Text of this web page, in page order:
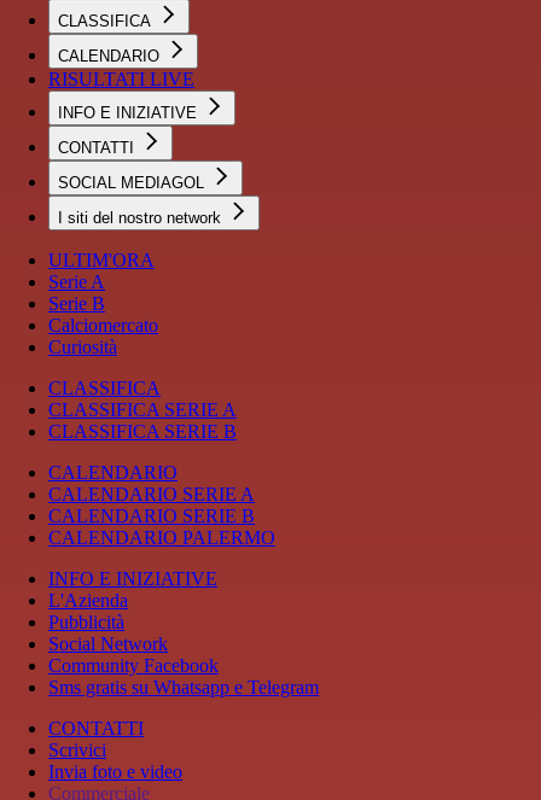
CLASSIFICA
CALENDARIO
RISULTATI LIVE
INFO E INIZIATIVE
CONTATTI
SOCIAL MEDIAGOL
I siti del nostro network
ULTIM'ORA
Serie A
Serie B
Calciomercato
Curiosità
CLASSIFICA
CLASSIFICA SERIE A
CLASSIFICA SERIE B
CALENDARIO
CALENDARIO SERIE A
CALENDARIO SERIE B
CALENDARIO PALERMO
INFO E INIZIATIVE
L'Azienda
Pubblicità
Social Network
Community Facebook
Sms gratis su Whatsapp e Telegram
CONTATTI
Scrivici
Invia foto e video
Commerciale